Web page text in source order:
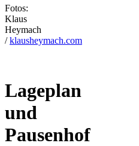
Fotos:
Klaus
Heymach
/klausheymach.com
Lageplan
und
Pausenhof